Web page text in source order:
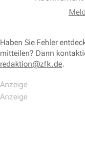
Haben Sie Fehler
mitteilen? Dann
redaktion@zfk.de.